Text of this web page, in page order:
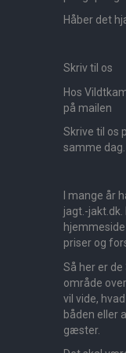
Håber det
Skriv til os
Hos
på mailen
Skrive til os
samme dag.
I mange år
jagt.-
priser og
Så her er
område
vil vide,
båden eller
gæster.